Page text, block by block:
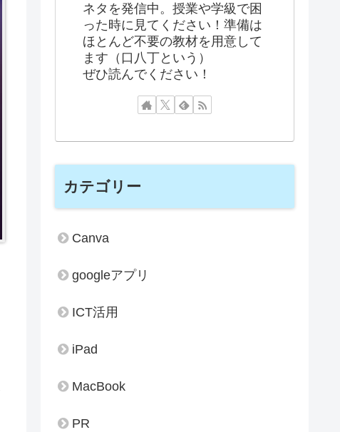
ネタを発信中。授業や学級で困
った時に見てください！準備は
ほとんど不要の教材を用意して
ます（口八丁という）
ぜひ読んでください！
カテゴリー
Canva
googleアプリ
ICT活用
iPad
MacBook
PR